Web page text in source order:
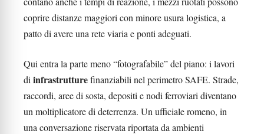
coprire distanze maggiori con minore usura logistica, a
patto di avere una rete viaria e ponti adeguati.
Qui entra la parte meno “fotografabile” del piano: i lavori
di infrastrutturefinanziabili nel perimetro SAFE. Strade,
raccordi, aree di sosta, depositi e nodi ferroviari diventano
un moltiplicatore di deterrenza. Un ufficiale romeno, in
una conversazione riservata riportata da ambienti